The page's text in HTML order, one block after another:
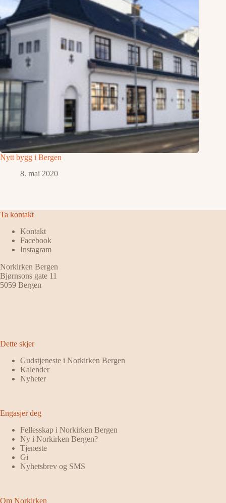
Nytt bygg i Bergen
8. mai 2020
Ta kontakt
Kontakt
Facebook
Instagram
Norkirken Bergen
Bjørnsons gate 11
5059 Bergen
Dette skjer
Gudstjeneste i Norkirken Bergen
Kalender
Nyheter
Engasjer deg
Fellesskap i Norkirken Bergen
Ny i Norkirken Bergen?
Tjeneste
Gi
Nyhetsbrev og SMS
Om Norkirken